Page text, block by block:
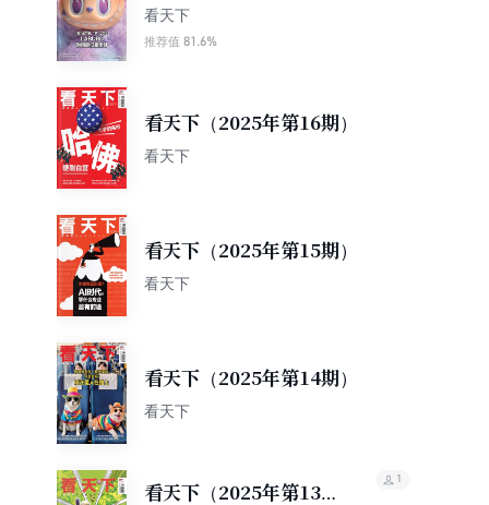
期）
看天下
推荐值 81.6%
看天下（2025年第16期）
看天下
看天下（2025年第15期）
看天下
看天下（2025年第14期）
看天下
看天下（2025年第13
1